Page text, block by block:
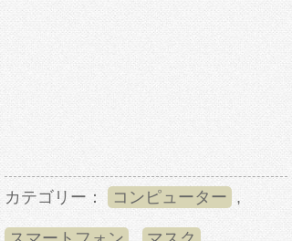
カテゴリー： コンピューター ,